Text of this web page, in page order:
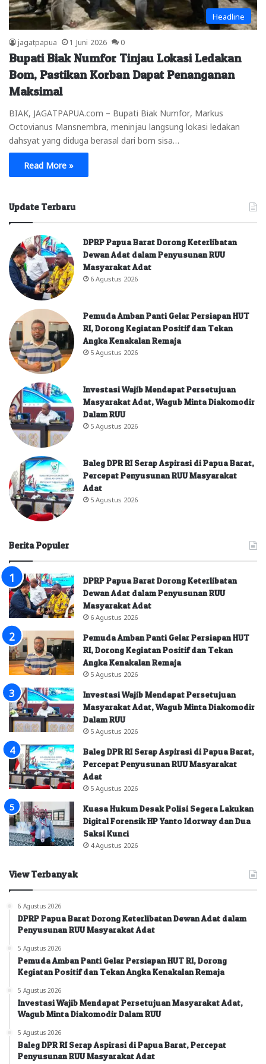
Headline
jagatpapua 1 Juni 2026 0
Bupati Biak Numfor Tinjau Lokasi Ledakan
Bom, Pastikan Korban Dapat Penanganan
Maksimal
BIAK, JAGATPAPUA.com – Bupati Biak Numfor, Markus
Octovianus Mansnembra, meninjau langsung lokasi ledakan
dahsyat yang diduga berasal dari bom sisa…
Read More »
Update Terbaru
DPRP Papua Barat Dorong Keterlibatan
Dewan Adat dalam Penyusunan RUU
Masyarakat Adat
6 Agustus 2026
Pemuda Amban Panti Gelar Persiapan HUT
RI, Dorong Kegiatan Positif dan Tekan
Angka Kenakalan Remaja
5 Agustus 2026
Investasi Wajib Mendapat Persetujuan
Masyarakat Adat, Wagub Minta Diakomodir
Dalam RUU
5 Agustus 2026
Baleg DPR RI Serap Aspirasi di Papua Barat,
Percepat Penyusunan RUU Masyarakat
Adat
5 Agustus 2026
Berita Populer
DPRP Papua Barat Dorong Keterlibatan
Dewan Adat dalam Penyusunan RUU
Masyarakat Adat
6 Agustus 2026
Pemuda Amban Panti Gelar Persiapan HUT
RI, Dorong Kegiatan Positif dan Tekan
Angka Kenakalan Remaja
5 Agustus 2026
Investasi Wajib Mendapat Persetujuan
Masyarakat Adat, Wagub Minta Diakomodir
Dalam RUU
5 Agustus 2026
Baleg DPR RI Serap Aspirasi di Papua Barat,
Percepat Penyusunan RUU Masyarakat
Adat
5 Agustus 2026
Kuasa Hukum Desak Polisi Segera Lakukan
Digital Forensik HP Yanto Idorway dan Dua
Saksi Kunci
4 Agustus 2026
View Terbanyak
6 Agustus 2026
DPRP Papua Barat Dorong Keterlibatan Dewan Adat dalam
Penyusunan RUU Masyarakat Adat
5 Agustus 2026
Pemuda Amban Panti Gelar Persiapan HUT RI, Dorong
Kegiatan Positif dan Tekan Angka Kenakalan Remaja
5 Agustus 2026
Investasi Wajib Mendapat Persetujuan Masyarakat Adat,
Wagub Minta Diakomodir Dalam RUU
5 Agustus 2026
Baleg DPR RI Serap Aspirasi di Papua Barat, Percepat
Penyusunan RUU Masyarakat Adat